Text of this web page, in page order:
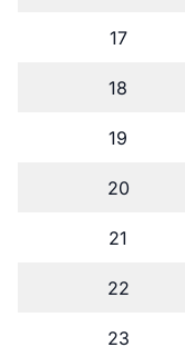
17
18
19
20
21
22
23